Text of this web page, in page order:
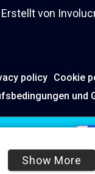
Erstellt von
policy Cookie
und
Show More